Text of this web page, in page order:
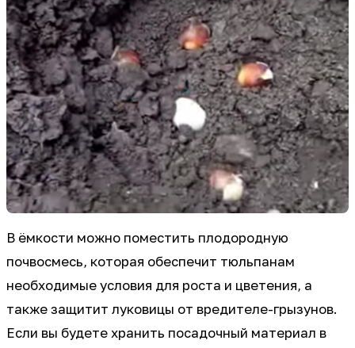
В ёмкости можно поместить плодородную
почвосмесь, которая обеспечит тюльпанам
необходимые условия для роста и цветения, а
также защитит луковицы от вредителе-грызунов.
Если вы будете хранить посадочный материал в